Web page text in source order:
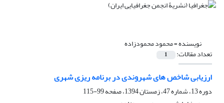
نویسنده =محمود محمودزاده
تعداد مقالات: 1
ارزیابی شاخص های شهروندی در برنامه ریزی شهری
دوره 13، شماره 47، زمستان 1394، صفحه
99-115